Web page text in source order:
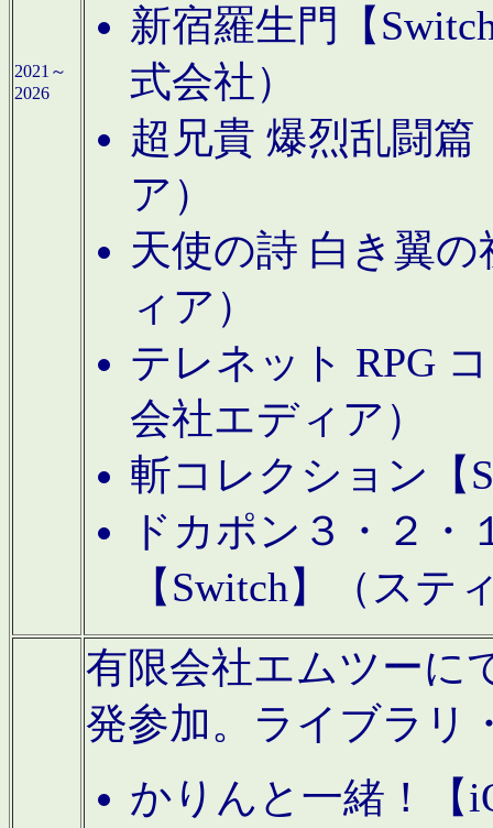
2021～
2026
新宿羅生門【
式会社）
超兄貴 爆烈乱闘篇
ア）
天使の詩 白き翼
ィア）
テレネット RPG
会社エディア）
斬コレクション【
ドカポン３・２
【Switch】（ステ
有限会社エムツーに
発参加。ライブラリ
かりんと一緒！【